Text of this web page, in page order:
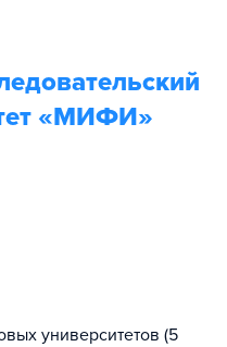
«МИФИ»
университетов (5